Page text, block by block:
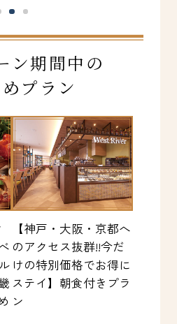
ン期間中の
プラン
【神戸・大阪・京都へ
のアクセス抜群!!今だ
けの特別価格でお得に
ステイ】朝食付きプラ
ン